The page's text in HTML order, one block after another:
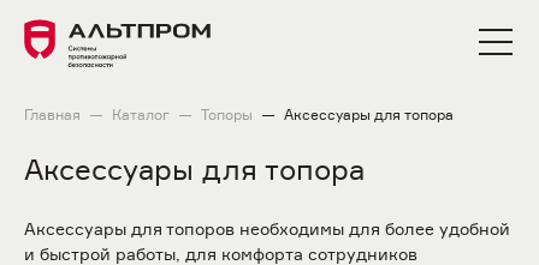
Главная Каталог Топоры Аксессуары для топора
Аксессуары для топора
Аксессуары для топоров необходимы для более удобной
и быстрой работы, для комфорта сотрудников